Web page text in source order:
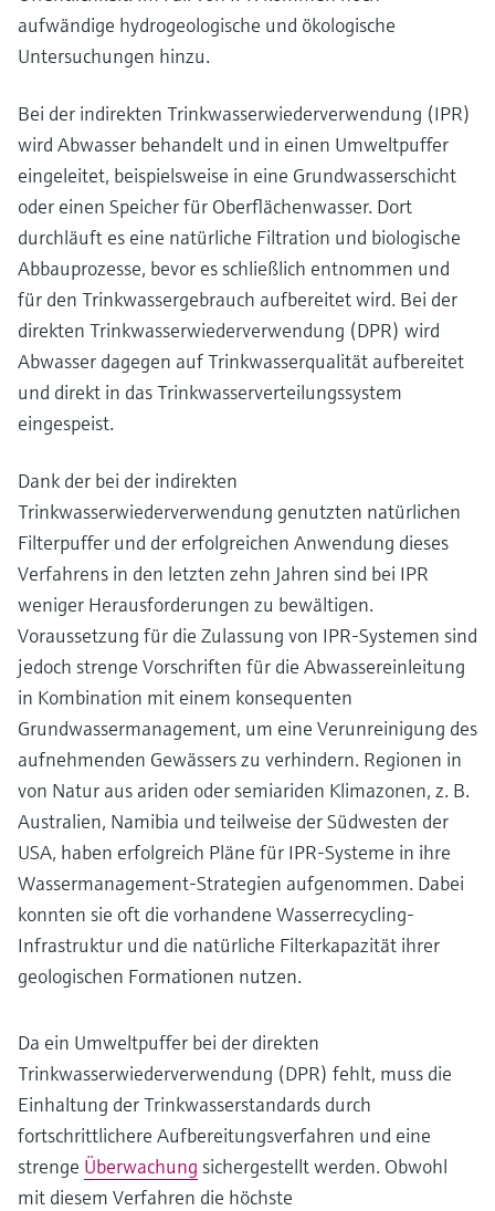
aufwändige hydrogeologische und ökologische
Untersuchungen hinzu.
Bei der indirekten Trinkwasserwiederverwendung (IPR)
wird Abwasser behandelt und in einen Umweltpuffer
eingeleitet, beispielsweise in eine Grundwasserschicht
oder einen Speicher für Oberflächenwasser. Dort
durchläuft es eine natürliche Filtration und biologische
Abbauprozesse, bevor es schließlich entnommen und
für den Trinkwassergebrauch aufbereitet wird. Bei der
direkten Trinkwasserwiederverwendung (DPR) wird
Abwasser dagegen auf Trinkwasserqualität aufbereitet
und direkt in das Trinkwasserverteilungssystem
eingespeist.
Dank der bei der indirekten
Trinkwasserwiederverwendung genutzten natürlichen
Filterpuffer und der erfolgreichen Anwendung dieses
Verfahrens in den letzten zehn Jahren sind bei IPR
weniger Herausforderungen zu bewältigen.
Voraussetzung für die Zulassung von IPR-Systemen sind
jedoch strenge Vorschriften für die Abwassereinleitung
in Kombination mit einem konsequenten
Grundwassermanagement, um eine Verunreinigung des
aufnehmenden Gewässers zu verhindern. Regionen in
von Natur aus ariden oder semiariden Klimazonen, z. B.
Australien, Namibia und teilweise der Südwesten der
USA, haben erfolgreich Pläne für IPR-Systeme in ihre
Wassermanagement-Strategien aufgenommen. Dabei
konnten sie oft die vorhandene Wasserrecycling-
Infrastruktur und die natürliche Filterkapazität ihrer
geologischen Formationen nutzen.
Da ein Umweltpuffer bei der direkten
Trinkwasserwiederverwendung (DPR) fehlt, muss die
Einhaltung der Trinkwasserstandards durch
fortschrittlichere Aufbereitungsverfahren und eine
strenge Überwachung sichergestellt werden. Obwohl
mit diesem Verfahren die höchste